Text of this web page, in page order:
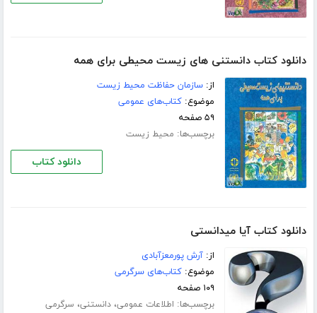
دانلود کتاب دانستنی های زیست محیطی برای همه
از:سازمان حفاظت محیط زیست
موضوع:کتاب‌های عمومی
۵۹ صفحه
برچسب‌ها: محیط زیست
دانلود کتاب
دانلود کتاب آیا میدانستی
از:آرش پورمعزآبادی
موضوع:کتاب‌های سرگرمی
۱۰۹ صفحه
برچسب‌ها: اطلاعات عمومی،دانستنی، سرگرمی